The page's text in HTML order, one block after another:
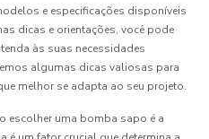
e especificações disponíveis
dicas e orientações, você pode
às suas necessidades
algumas dicas valiosas para
melhor se adapta ao seu projeto.
escolher uma bomba sapo é a